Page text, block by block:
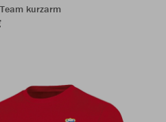
kurzarm